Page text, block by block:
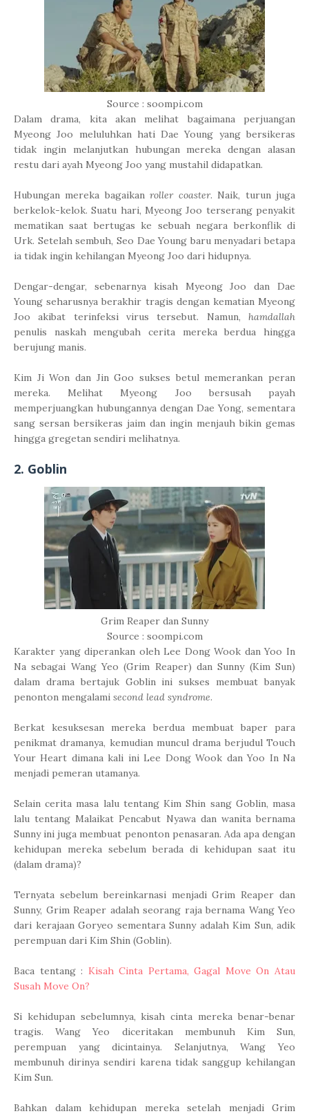
Source : soompi.com
Dalam drama, kita akan melihat bagaimana perjuangan
Myeong Joo meluluhkan hati Dae Young yang bersikeras
tidak ingin melanjutkan hubungan mereka dengan alasan
restu dari ayah Myeong Joo yang mustahil didapatkan.
Hubungan mereka bagaikanroller coaster. Naik, turun juga
berkelok-kelok. Suatu hari, Myeong Joo terserang penyakit
mematikan saat bertugas ke sebuah negara berkonflik di
Urk. Setelah sembuh, Seo Dae Young baru menyadari betapa
ia tidak ingin kehilangan Myeong Joo dari hidupnya.
Dengar-dengar, sebenarnya kisah Myeong Joo dan Dae
Young seharusnya berakhir tragis dengan kematian Myeong
Joo akibat terinfeksi virus tersebut. Namun, hamdallah
penulis naskah mengubah cerita mereka berdua hingga
berujung manis.
Kim Ji Won dan Jin Goo sukses betul memerankan peran
mereka. Melihat Myeong Joo bersusah payah
memperjuangkan hubungannya dengan Dae Yong, sementara
sang sersan bersikeras jaim dan ingin menjauh bikin gemas
hingga gregetan sendiri melihatnya.
2. Goblin
Grim Reaper dan Sunny
Source : soompi.com
Karakter yang diperankan oleh Lee Dong Wook dan Yoo In
Na sebagai Wang Yeo (Grim Reaper) dan Sunny (Kim Sun)
dalam drama bertajuk Goblin ini sukses membuat banyak
penonton mengalami second lead syndrome.
Berkat kesuksesan mereka berdua membuat baper para
penikmat dramanya, kemudian muncul drama berjudul Touch
Your Heart dimana kali ini Lee Dong Wook dan Yoo In Na
menjadi pemeran utamanya.
Selain cerita masa lalu tentang Kim Shin sang Goblin, masa
lalu tentang Malaikat Pencabut Nyawa dan wanita bernama
Sunny ini juga membuat penonton penasaran. Ada apa dengan
kehidupan mereka sebelum berada di kehidupan saat itu
(dalam drama)?
Ternyata sebelum bereinkarnasi menjadi Grim Reaper dan
Sunny, Grim Reaper adalah seorang raja bernama Wang Yeo
dari kerajaan Goryeo sementara Sunny adalah Kim Sun, adik
perempuan dari Kim Shin (Goblin).
Baca tentang : Kisah Cinta Pertama, Gagal Move On Atau
Susah Move On?
Si kehidupan sebelumnya, kisah cinta mereka benar-benar
tragis. Wang Yeo diceritakan membunuh Kim Sun,
perempuan yang dicintainya. Selanjutnya, Wang Yeo
membunuh dirinya sendiri karena tidak sanggup kehilangan
Kim Sun.
Bahkan dalam kehidupan mereka setelah menjadi Grim